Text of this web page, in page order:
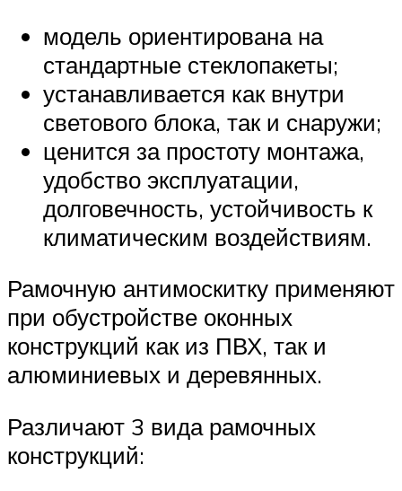
модель ориентирована на
стандартные стеклопакеты;
устанавливается как внутри
светового блока, так и снаружи;
ценится за простоту монтажа,
удобство эксплуатации,
долговечность, устойчивость к
климатическим воздействиям.
Рамочную антимоскитку применяют
при обустройстве оконных
конструкций как из ПВХ, так и
алюминиевых и деревянных.
Различают 3 вида рамочных
конструкций: